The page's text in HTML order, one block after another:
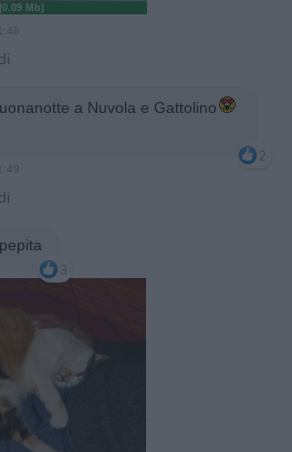
Mb)
a Nuvola e Gattolino
2
3